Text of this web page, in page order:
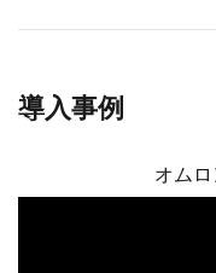
導入事例
オム